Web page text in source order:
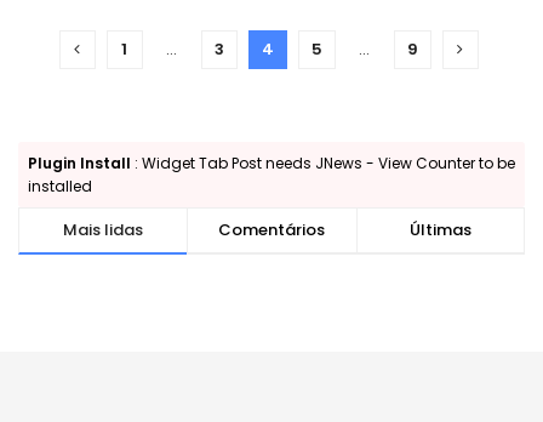
1 … 3 4 5 … 9
Plugin Install : Widget Tab Post needs JNews - View Counter to be
installed
Mais lidas Comentários Últimas